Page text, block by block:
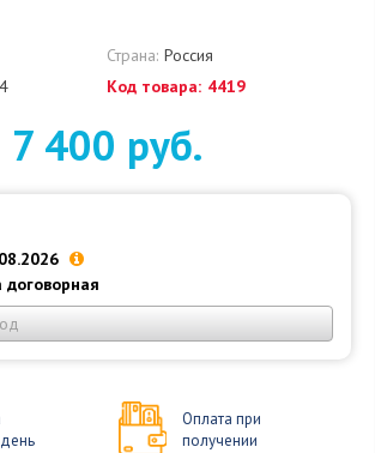
Страна: Россия
Код товара: 4419
7 400 руб.
договорная
Оплата при
получении